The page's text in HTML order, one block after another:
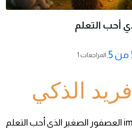
أحب التعلم
1 المراجعات
الذكي